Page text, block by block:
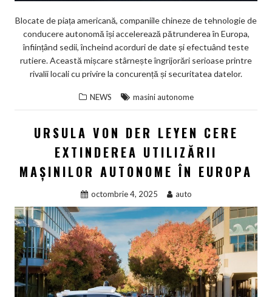
Blocate de piața americană, companiile chineze de tehnologie de
conducere autonomă își accelerează pătrunderea în Europa,
înființând sedii, încheind acorduri de date și efectuând teste
rutiere. Această mișcare stârnește îngrijorări serioase printre
rivalii locali cu privire la concurență și securitatea datelor.
NEWS masini autonome
URSULA VON DER LEYEN CERE
EXTINDEREA UTILIZĂRII
MAȘINILOR AUTONOME ÎN EUROPA
octombrie 4, 2025 auto